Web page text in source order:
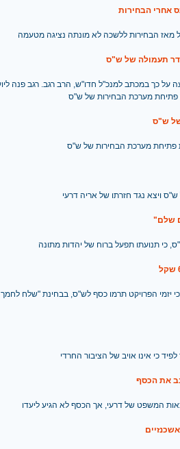
אחרי הבחירות
מאז הבחירות ללשכה לא מונתה נציגה מטעמה
תעמולה של ש"ס
על כך במכתב למנכ"ל חדו"ש, הרב רגב. רגב פנה
פתיחת מערכת הבחירות של ש"ס
של ש"ס
מערכת הבחירות של ש"ס
ויצא נגד חזרתו של אריה דרעי
שלם"
כי תנועתו תפעל ברוח של יהדות מתונה
הפרויקט תרמו כסף לש"ס, בבחינת "שלח לחמך
כי אינו אויב של הציבור החרדי
את הכסף
המשפט של דרעי, אך הכסף לא הגיע ליעדו